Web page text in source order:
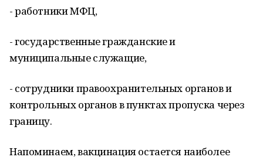
- работники МФЦ,
- государственные гражданские и
муниципальные служащие,
- сотрудники правоохранительных органов и
контрольных органов в пунктах пропуска через
границу.
Напоминаем, вакцинация остается наиболее